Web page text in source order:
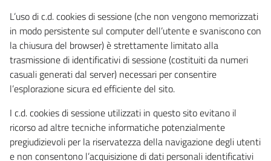
L’uso di c.d. cookies di sessione (che non vengono memorizzati
in modo persistente sul computer dell’utente e svaniscono con
la chiusura del browser) è strettamente limitato alla
trasmissione di identificativi di sessione (costituiti da numeri
casuali generati dal server) necessari per consentire
l’esplorazione sicura ed efficiente del sito.
I c.d. cookies di sessione utilizzati in questo sito evitano il
ricorso ad altre tecniche informatiche potenzialmente
pregiudizievoli per la riservatezza della navigazione degli utenti
e non consentono l’acquisizione di dati personali identificativi